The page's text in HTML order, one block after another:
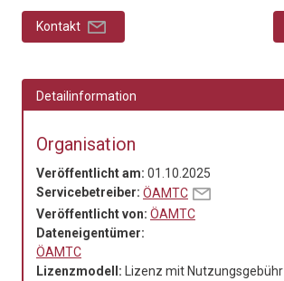
Kontakt
Detailinformation
Organisation
Veröffentlicht am: 01.10.2025
Servicebetreiber: ÖAMTC
Veröffentlicht von: ÖAMTC
Dateneigentümer:
ÖAMTC
Lizenzmodell: Lizenz mit Nutzungsgebühr